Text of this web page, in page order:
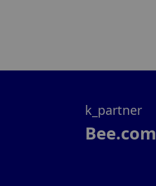
k_partner
Bee.com